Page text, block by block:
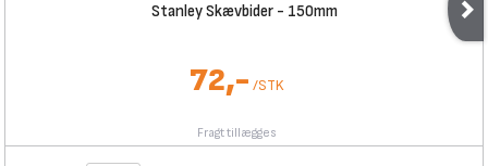
Stanley Skævbider - 150mm
72,- /STK
Fragt tillægges